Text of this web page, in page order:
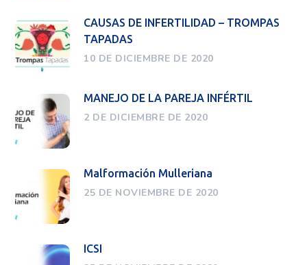
CAUSAS DE INFERTILIDAD – TROMPAS
TAPADAS
10 DE DICIEMBRE DE 2020
MANEJO DE LA PAREJA INFÉRTIL
2 DE DICIEMBRE DE 2020
Malformación Mulleriana
25 DE NOVIEMBRE DE 2020
ICSI